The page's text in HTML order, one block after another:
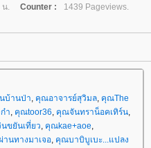
น. Counter :
1439 Pageviews.
บ้านป่า, คุณอาจารย์สุวิมล, คุณThe
า, คุณtoor36, คุณจันทราน็อคเทิร์น,
ขยันเที่ยว, คุณkae+aoe,
นทางมาเจอ, คุณบาบิบูเบะ...แปลง